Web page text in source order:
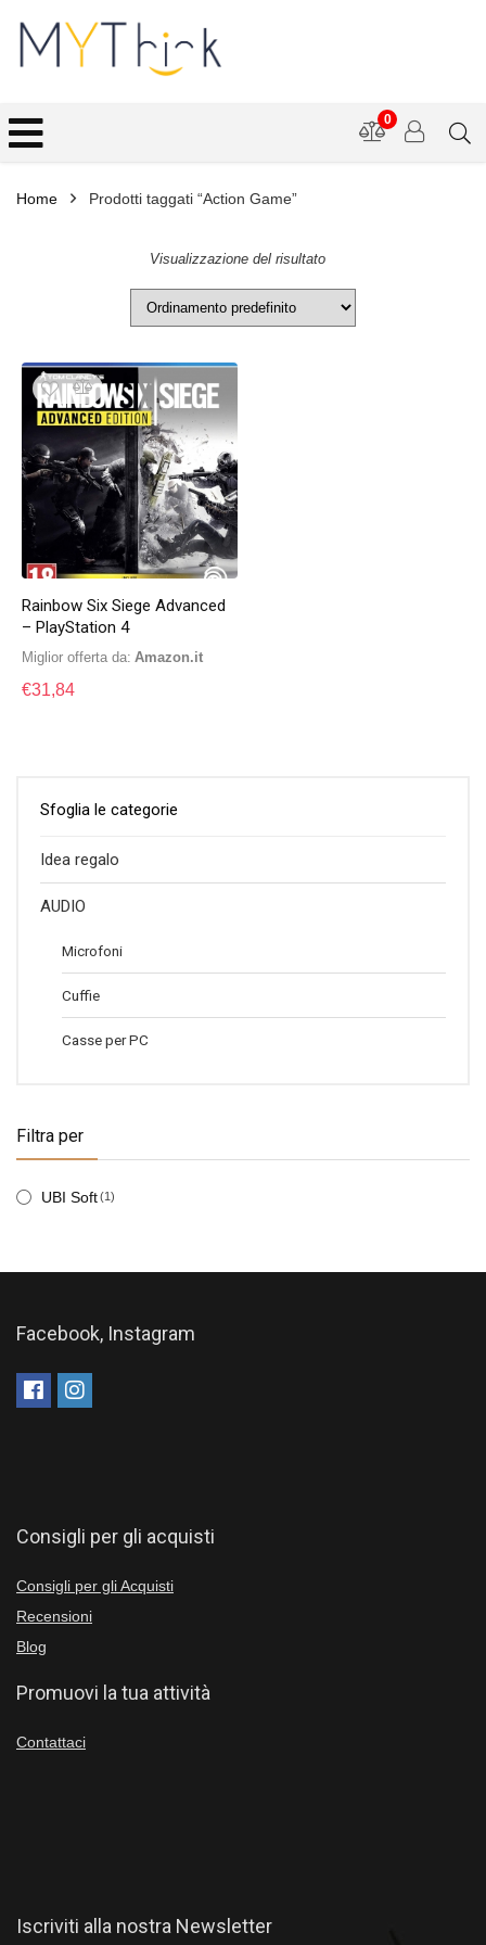
0
Home Prodotti taggati “Action Game”
Visualizzazione del risultato
Rainbow Six Siege Advanced
– PlayStation 4
Miglior offerta da: Amazon.it
€31,84
Sfoglia le categorie
Idea regalo
AUDIO
Microfoni
Cuffie
Casse per PC
Filtra per
UBI Soft(1)
Facebook, Instagram
Consigli per gli acquisti
Consigli per gli Acquisti
Recensioni
Blog
Promuovi la tua attività
Contattaci
Iscriviti alla nostra Newsletter